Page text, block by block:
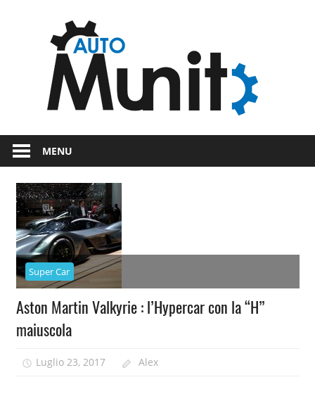
e
dal
mondo
dei
motori
MENU
Super Car
Aston Martin Valkyrie : l’Hypercar con la “H”
maiuscola
Luglio 23, 2017 Alex